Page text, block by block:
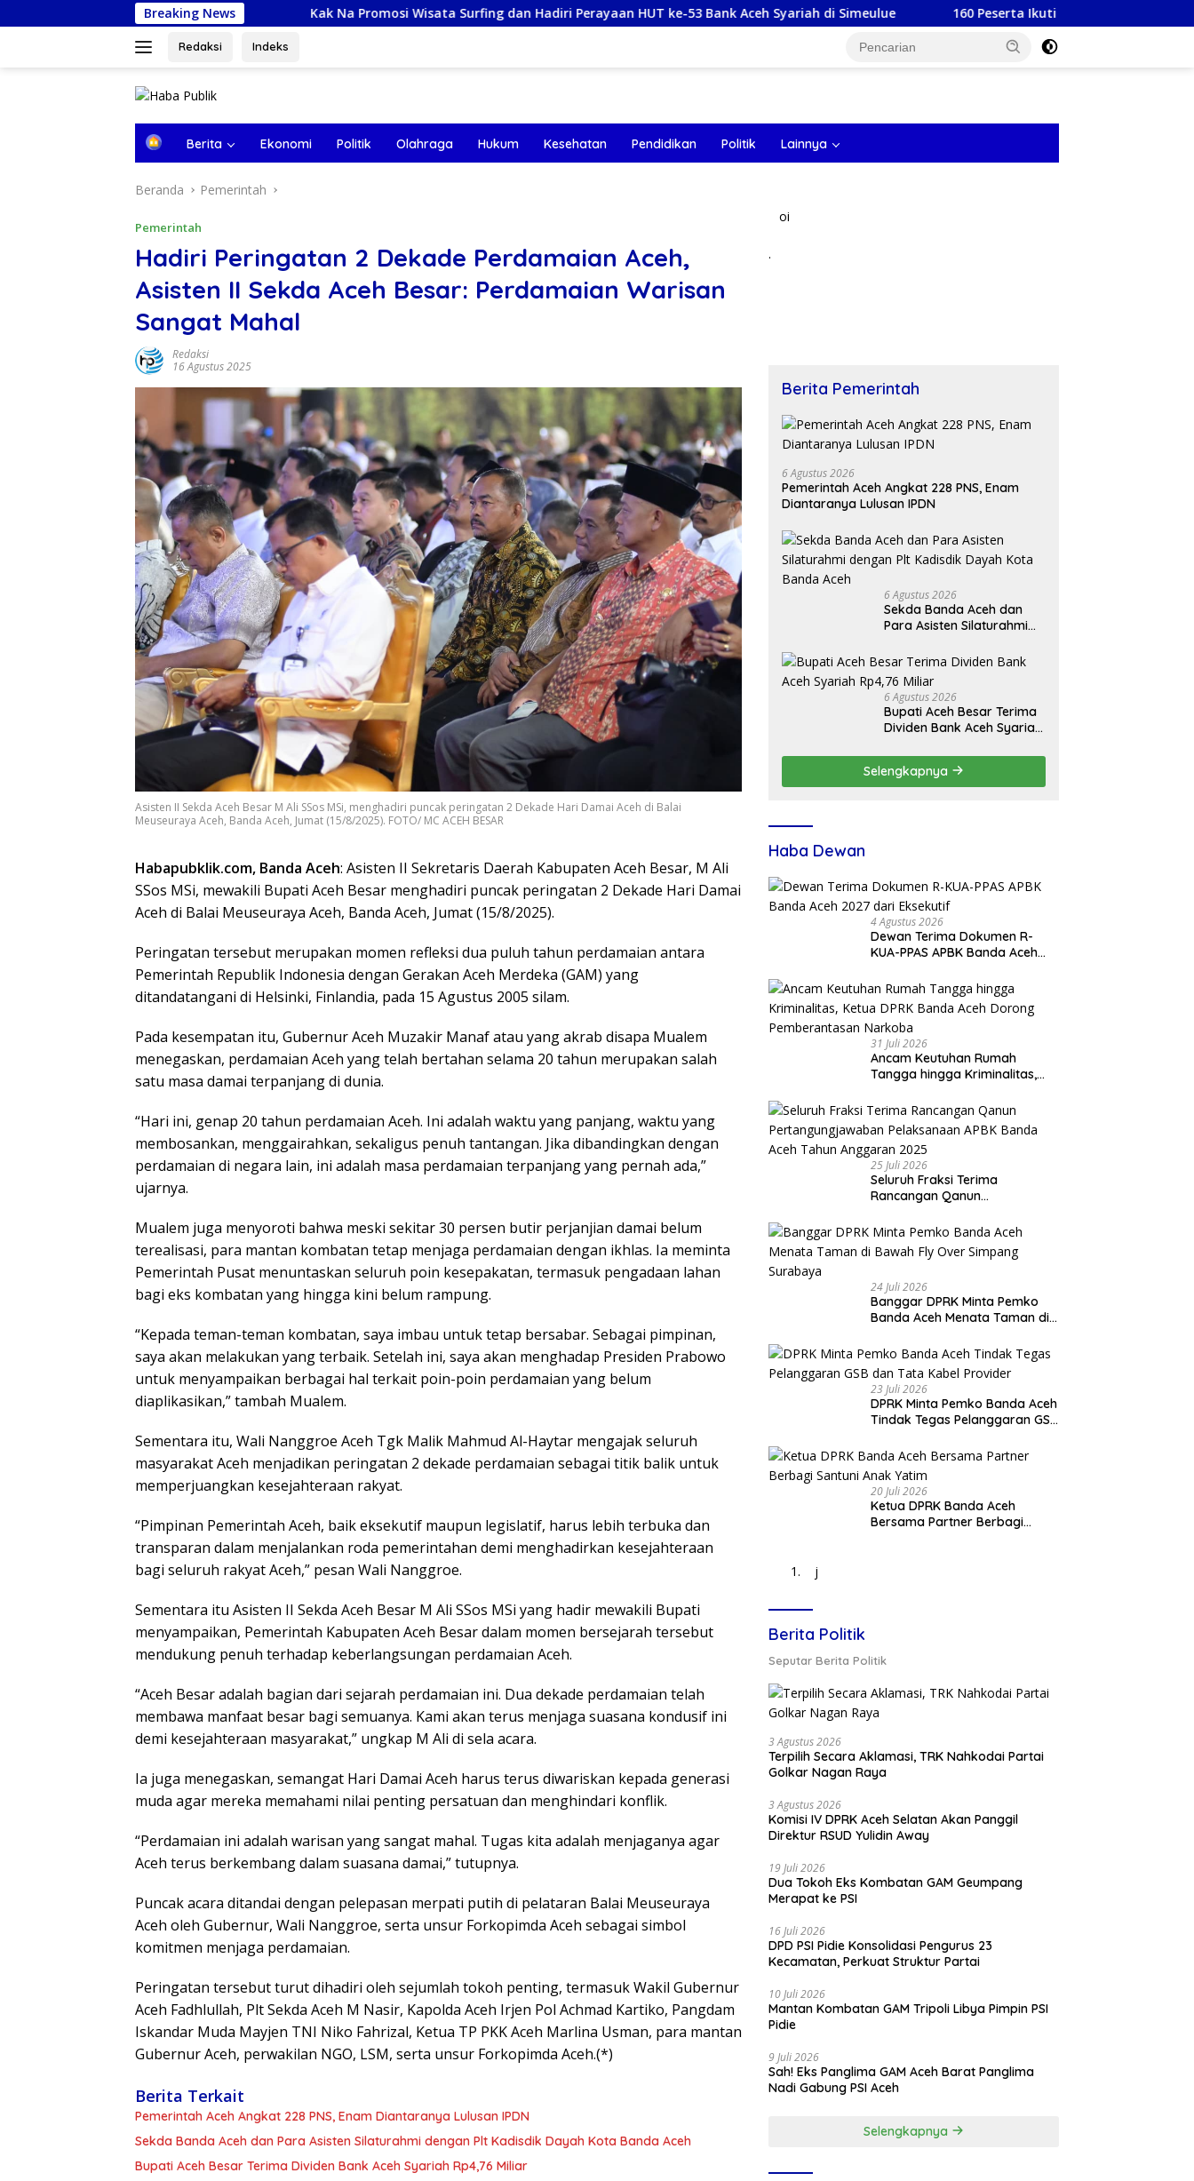
ke
Breaking NewsKak Na Promosi Wisata Surfing dan Hadiri Perayaan HUT ke-53 Bank Aceh Syariah di Simeulue 160 Peserta Ikuti FASI Gampong Balohan, Siapkan Wakil
Redaksi Indeks
B
a
a
Berita Ekonomi Politik Olahraga Hukum Kesehatan Pendidikan Politik Lainnya
Beranda Pemerintah
Pemerintah
Hadiri Peringatan 2 Dekade Perdamaian Aceh,
Asisten II Sekda Aceh Besar: Perdamaian Warisan
Sangat Mahal
Redaksi
16 Agustus 2025
Asisten II Sekda Aceh Besar M Ali SSos MSi, menghadiri puncak peringatan 2 Dekade Hari Damai Aceh di Balai
Meuseuraya Aceh, Banda Aceh, Jumat (15/8/2025). FOTO/ MC ACEH BESAR
Habapubklik.com, Banda Aceh: Asisten II Sekretaris Daerah Kabupaten Aceh Besar, M Ali
SSos MSi, mewakili Bupati Aceh Besar menghadiri puncak peringatan 2 Dekade Hari Damai
Aceh di Balai Meuseuraya Aceh, Banda Aceh, Jumat (15/8/2025).
Peringatan tersebut merupakan momen refleksi dua puluh tahun perdamaian antara
Pemerintah Republik Indonesia dengan Gerakan Aceh Merdeka (GAM) yang
ditandatangani di Helsinki, Finlandia, pada 15 Agustus 2005 silam.
Pada kesempatan itu, Gubernur Aceh Muzakir Manaf atau yang akrab disapa Mualem
menegaskan, perdamaian Aceh yang telah bertahan selama 20 tahun merupakan salah
satu masa damai terpanjang di dunia.
“Hari ini, genap 20 tahun perdamaian Aceh. Ini adalah waktu yang panjang, waktu yang
membosankan, menggairahkan, sekaligus penuh tantangan. Jika dibandingkan dengan
perdamaian di negara lain, ini adalah masa perdamaian terpanjang yang pernah ada,”
ujarnya.
Mualem juga menyoroti bahwa meski sekitar 30 persen butir perjanjian damai belum
terealisasi, para mantan kombatan tetap menjaga perdamaian dengan ikhlas. Ia meminta
Pemerintah Pusat menuntaskan seluruh poin kesepakatan, termasuk pengadaan lahan
bagi eks kombatan yang hingga kini belum rampung.
“Kepada teman-teman kombatan, saya imbau untuk tetap bersabar. Sebagai pimpinan,
saya akan melakukan yang terbaik. Setelah ini, saya akan menghadap Presiden Prabowo
untuk menyampaikan berbagai hal terkait poin-poin perdamaian yang belum
diaplikasikan,” tambah Mualem.
Sementara itu, Wali Nanggroe Aceh Tgk Malik Mahmud Al-Haytar mengajak seluruh
masyarakat Aceh menjadikan peringatan 2 dekade perdamaian sebagai titik balik untuk
memperjuangkan kesejahteraan rakyat.
“Pimpinan Pemerintah Aceh, baik eksekutif maupun legislatif, harus lebih terbuka dan
transparan dalam menjalankan roda pemerintahan demi menghadirkan kesejahteraan
bagi seluruh rakyat Aceh,” pesan Wali Nanggroe.
Sementara itu Asisten II Sekda Aceh Besar M Ali SSos MSi yang hadir mewakili Bupati
menyampaikan, Pemerintah Kabupaten Aceh Besar dalam momen bersejarah tersebut
mendukung penuh terhadap keberlangsungan perdamaian Aceh.
“Aceh Besar adalah bagian dari sejarah perdamaian ini. Dua dekade perdamaian telah
membawa manfaat besar bagi semuanya. Kami akan terus menjaga suasana kondusif ini
demi kesejahteraan masyarakat,” ungkap M Ali di sela acara.
Ia juga menegaskan, semangat Hari Damai Aceh harus terus diwariskan kepada generasi
muda agar mereka memahami nilai penting persatuan dan menghindari konflik.
“Perdamaian ini adalah warisan yang sangat mahal. Tugas kita adalah menjaganya agar
Aceh terus berkembang dalam suasana damai,” tutupnya.
Puncak acara ditandai dengan pelepasan merpati putih di pelataran Balai Meuseuraya
Aceh oleh Gubernur, Wali Nanggroe, serta unsur Forkopimda Aceh sebagai simbol
komitmen menjaga perdamaian.
Peringatan tersebut turut dihadiri oleh sejumlah tokoh penting, termasuk Wakil Gubernur
Aceh Fadhlullah, Plt Sekda Aceh M Nasir, Kapolda Aceh Irjen Pol Achmad Kartiko, Pangdam
Iskandar Muda Mayjen TNI Niko Fahrizal, Ketua TP PKK Aceh Marlina Usman, para mantan
Gubernur Aceh, perwakilan NGO, LSM, serta unsur Forkopimda Aceh.(*)
Berita Terkait
Pemerintah Aceh Angkat 228 PNS, Enam Diantaranya Lulusan IPDN
Sekda Banda Aceh dan Para Asisten Silaturahmi dengan Plt Kadisdik Dayah Kota Banda Aceh
Bupati Aceh Besar Terima Dividen Bank Aceh Syariah Rp4,76 Miliar
oi
.
Berita Pemerintah
6 Agustus 2026
Pemerintah Aceh Angkat 228 PNS, Enam
Diantaranya Lulusan IPDN
6 Agustus 2026
Sekda Banda Aceh dan
Para Asisten Silaturahmi
Kota Banda Aceh
6 Agustus 2026
Bupati Aceh Besar Terima
Dividen Bank Aceh Syariah
Selengkapnya
Haba Dewan
4 Agustus 2026
Dewan Terima Dokumen R-
KUA-PPAS APBK Banda Aceh
31 Juli 2026
Ancam Keutuhan Rumah
Tangga hingga Kriminalitas,
Dorong Pemberantasan
Narkoba
25 Juli 2026
Seluruh Fraksi Terima
Rancangan Qanun
Pelaksanaan APBK Banda Aceh
Tahun Anggaran 2025
24 Juli 2026
Banggar DPRK Minta Pemko
Banda Aceh Menata Taman di
Surabaya
23 Juli 2026
DPRK Minta Pemko Banda Aceh
Tindak Tegas Pelanggaran GSB
20 Juli 2026
Ketua DPRK Banda Aceh
Bersama Partner Berbagi
j
Berita Politik
Seputar Berita Politik
3 Agustus 2026
Terpilih Secara Aklamasi, TRK Nahkodai Partai
Golkar Nagan Raya
3 Agustus 2026
Komisi IV DPRK Aceh Selatan Akan Panggil
Direktur RSUD Yulidin Away
19 Juli 2026
Dua Tokoh Eks Kombatan GAM Geumpang
Merapat ke PSI
16 Juli 2026
DPD PSI Pidie Konsolidasi Pengurus 23
Kecamatan, Perkuat Struktur Partai
10 Juli 2026
Mantan Kombatan GAM Tripoli Libya Pimpin PSI
Pidie
9 Juli 2026
Sah! Eks Panglima GAM Aceh Barat Panglima
Nadi Gabung PSI Aceh
Selengkapnya